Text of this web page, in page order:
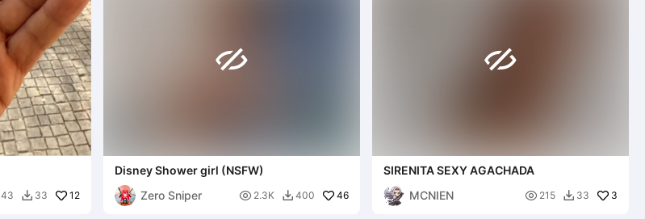
43  33 12

Disney Shower girl (NSFW)
Zero Sniper
 2.3K  400 46

SIRENITA SEXY AGACHADA
MCNIEN
 215  33 3